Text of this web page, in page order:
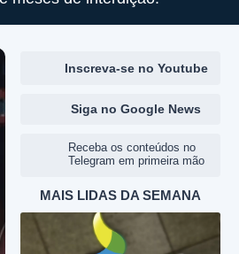
Inscreva-se no Youtube
Siga no Google News
Receba os conteúdos no
Telegram em primeira mão
MAIS LIDAS DA SEMANA